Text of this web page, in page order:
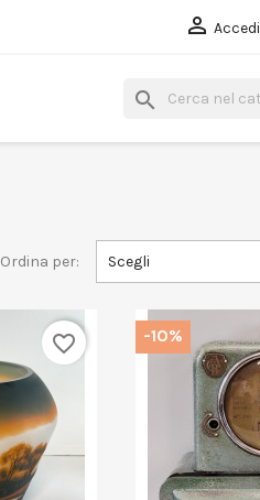
 Accedi
search
Ordina per: Scegli
favorite_border -10%